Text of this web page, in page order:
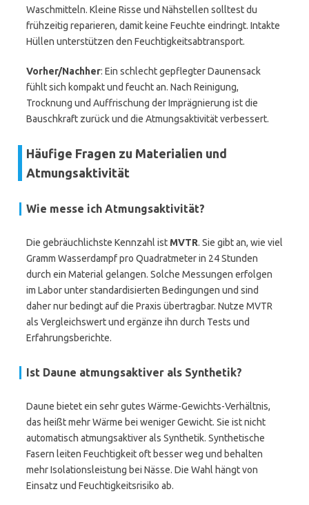
Waschmitteln. Kleine Risse und Nähstellen solltest du
frühzeitig reparieren, damit keine Feuchte eindringt. Intakte
Hüllen unterstützen den Feuchtigkeitsabtransport.
Vorher/Nachher: Ein schlecht gepflegter Daunensack
fühlt sich kompakt und feucht an. Nach Reinigung,
Trocknung und Auffrischung der Imprägnierung ist die
Bauschkraft zurück und die Atmungsaktivität verbessert.
Häufige Fragen zu Materialien und
Atmungsaktivität
Wie messe ich Atmungsaktivität?
Die gebräuchlichste Kennzahl ist MVTR. Sie gibt an, wie viel
Gramm Wasserdampf pro Quadratmeter in 24 Stunden
durch ein Material gelangen. Solche Messungen erfolgen
im Labor unter standardisierten Bedingungen und sind
daher nur bedingt auf die Praxis übertragbar. Nutze MVTR
als Vergleichswert und ergänze ihn durch Tests und
Erfahrungsberichte.
Ist Daune atmungsaktiver als Synthetik?
Daune bietet ein sehr gutes Wärme-Gewichts-Verhältnis,
das heißt mehr Wärme bei weniger Gewicht. Sie ist nicht
automatisch atmungsaktiver als Synthetik. Synthetische
Fasern leiten Feuchtigkeit oft besser weg und behalten
mehr Isolationsleistung bei Nässe. Die Wahl hängt von
Einsatz und Feuchtigkeitsrisiko ab.